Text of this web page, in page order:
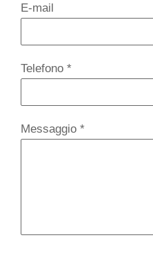
E-mail
Telefono *
Messaggio *